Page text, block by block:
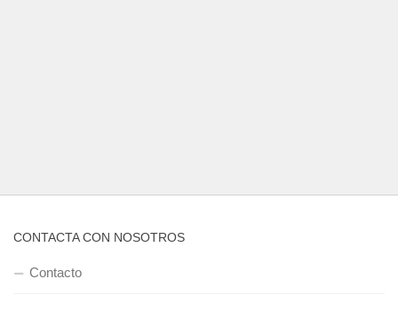
CONTACTA CON NOSOTROS
Contacto